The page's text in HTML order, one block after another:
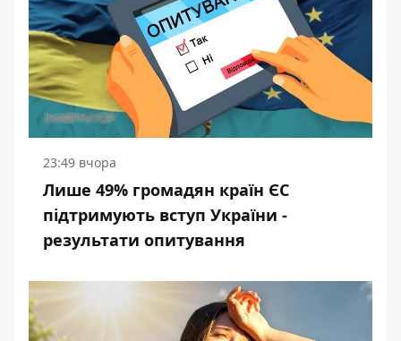
23:49 вчора
Лише 49% громадян країн ЄС
підтримують вступ України -
результати опитування